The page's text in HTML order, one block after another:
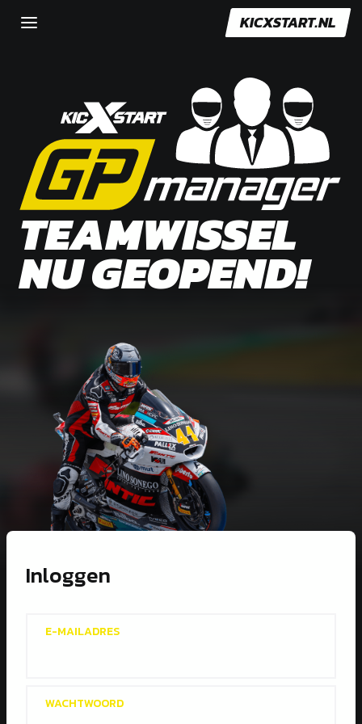
KICXSTART.NL
TEAMWISSEL
NU GEOPEND!
Inloggen
E-MAILADRES
WACHTWOORD